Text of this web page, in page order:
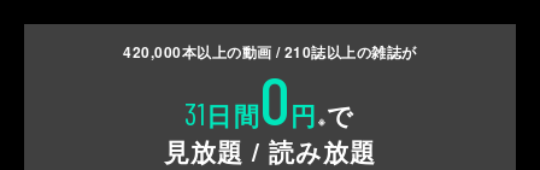
420,000本以上の動画 /210誌以上の雑誌が
31日間0円 ※で
見放題 / 読み放題